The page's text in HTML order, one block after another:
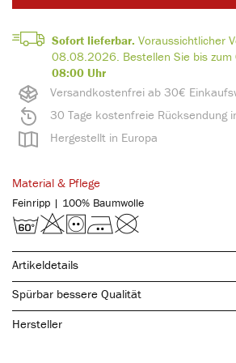
Versandkostenfrei ab 30€
30 Tage kostenfreie Rücksendung
Hergestellt in Europa
Sofort lieferbar. Voraussichtlicher
08.08.2026. Bestellen Sie bis zum
08:00 Uhr
Material & Pflege
Feinripp | 100% Baumwolle
Artikeldetails
Spürbar bessere Qualität
Hersteller